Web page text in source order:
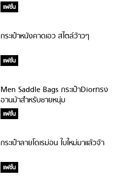
แฟชั่น
กระเป๋าหนังคาดเอว สไตล์ว้าวๆ
แฟชั่น
Men Saddle Bags กระเป๋าDiorทรง
อานม้าสำหรับชายหนุ่ม
แฟชั่น
กระเป๋าลายโดเรม่อน ใบใหม่มาแล้วจ้า
แฟชั่น